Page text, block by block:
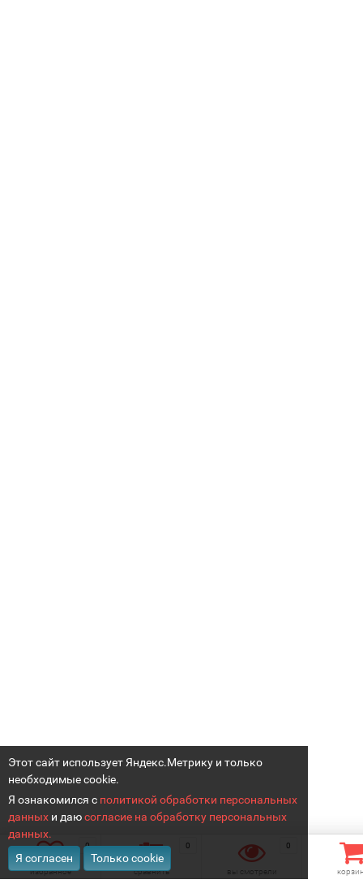
Этот сайт использует Яндекс.Метрику и только
необходимые cookie.
Я ознакомился с политикой обработки персональных
данных и даюсогласие на обработку персональных
данных.
Я согласен
Только cookie
0
избранное
0
сравнить
0
вы смотрели